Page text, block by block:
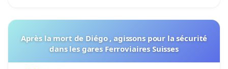
Après la mort de Diégo , agissons pour la sécurité
dans les gares Ferroviaires Suisses